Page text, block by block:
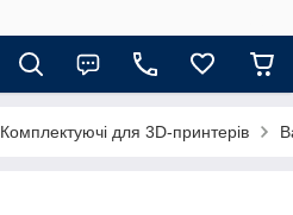
Комплектуючі для 3D-принтерів